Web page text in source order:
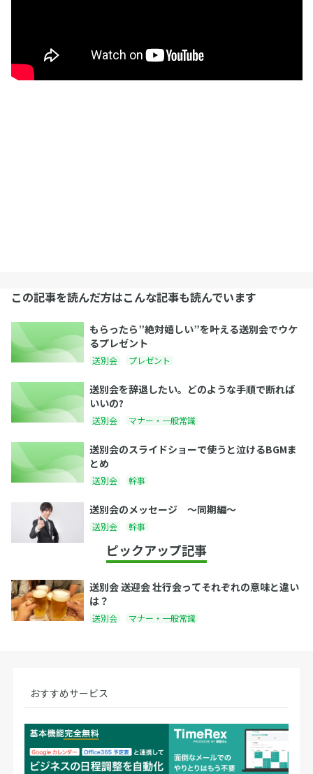
この記事を読んだ方はこんな記事も読んでいます
もらったら”絶対嬉しい”を叶える送別会でウケ
るプレゼント
送別会 プレゼント
送別会を辞退したい。どのような手順で断れば
いいの?
送別会 マナー・一般常識
送別会のスライドショーで使うと泣けるBGMま
とめ
送別会 幹事
送別会のメッセージ 〜同期編〜
送別会 幹事
ピックアップ記事
送別会 送迎会 壮行会ってそれぞれの意味と違い
は？
送別会 マナー・一般常識
おすすめサービス